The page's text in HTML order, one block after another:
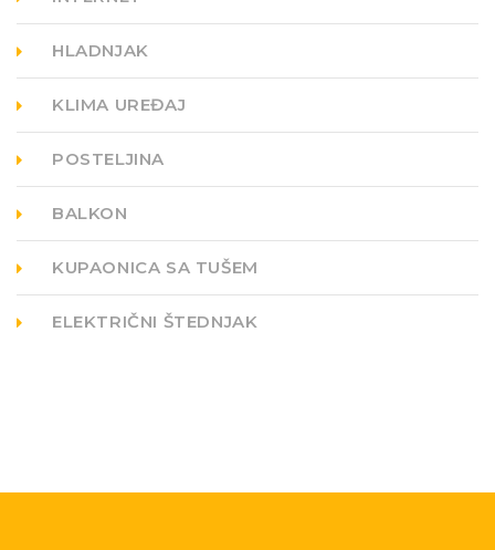
HLADNJAK
KLIMA UREĐAJ
POSTELJINA
BALKON
KUPAONICA SA TUŠEM
ELEKTRIČNI ŠTEDNJAK